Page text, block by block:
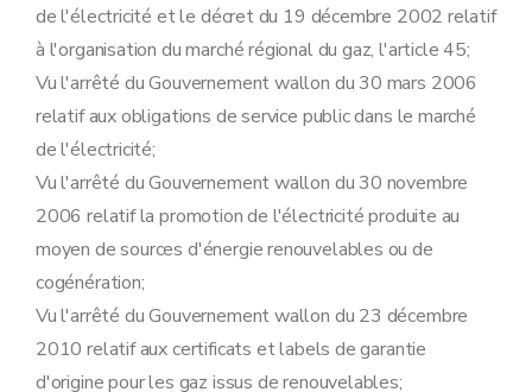
de l'électricité et le décret du 19 décembre 2002 relatif
à l'organisation du marché régional du gaz, l'article 45;
Vu l'arrêté du Gouvernement wallon du 30 mars 2006
relatif aux obligations de service public dans le marché
de l'électricité;
Vu l'arrêté du Gouvernement wallon du 30 novembre
2006 relatif la promotion de l'électricité produite au
moyen de sources d'énergie renouvelables ou de
cogénération;
Vu l'arrêté du Gouvernement wallon du 23 décembre
2010 relatif aux certificats et labels de garantie
d'origine pour les gaz issus de renouvelables;